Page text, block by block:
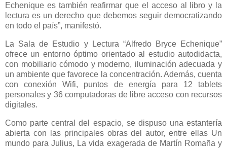
Echenique es también reafirmar que el acceso al libro y la
lectura es un derecho que debemos seguir democratizando
en todo el país”, manifestó.
La Sala de Estudio y Lectura “Alfredo Bryce Echenique”
ofrece un entorno óptimo orientado al estudio autodidacta,
con mobiliario cómodo y moderno, iluminación adecuada y
un ambiente que favorece la concentración. Además, cuenta
con conexión Wifi, puntos de energía para 12 tablets
personales y 36 computadoras de libre acceso con recursos
digitales.
Como parte central del espacio, se dispuso una estantería
abierta con las principales obras del autor, entre ellas Un
mundo para Julius, La vida exagerada de Martín Romaña y